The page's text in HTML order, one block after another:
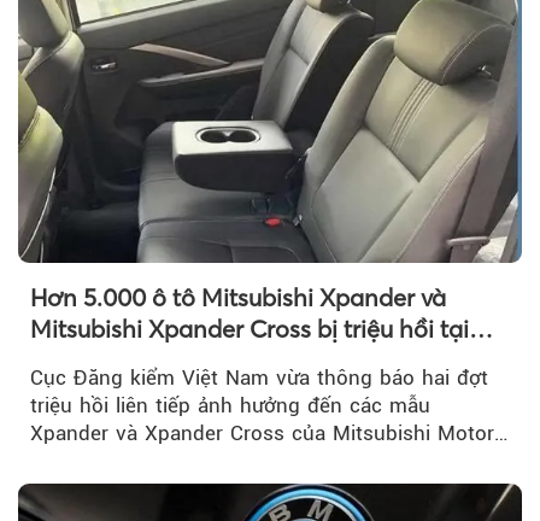
Hơn 5.000 ô tô Mitsubishi Xpander và
Mitsubishi Xpander Cross bị triệu hồi tại
Cục Đăng kiểm Việt Nam vừa thông báo hai đợt
triệu hồi liên tiếp ảnh hưởng đến các mẫu
Xpander và Xpander Cross của Mitsubishi Motor